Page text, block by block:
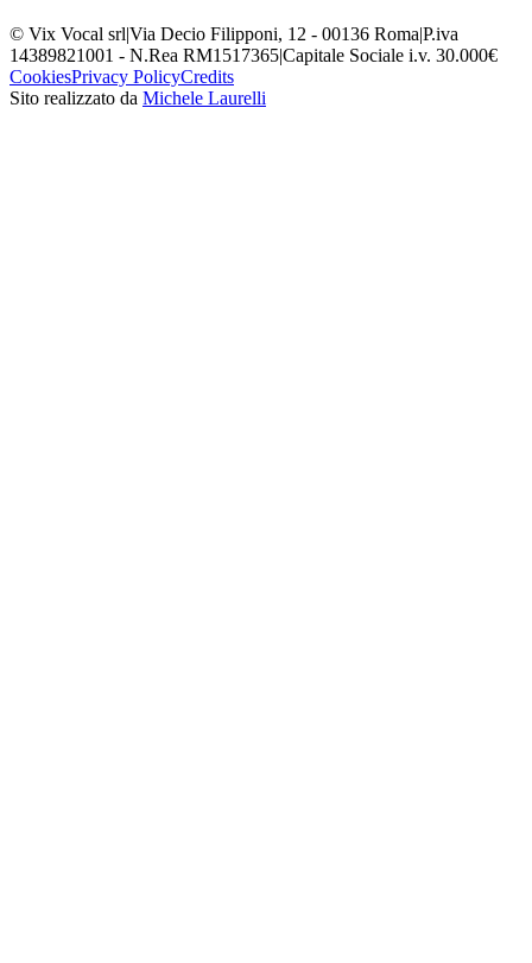
© Vix Vocal srlVia Decio Filipponi, 12 - 00136 RomaP.iva
14389821001 - N.Rea RM1517365Capitale Sociale i.v. 30.000€
CookiesPrivacy PolicyCredits
Sito realizzato da Michele Laurelli